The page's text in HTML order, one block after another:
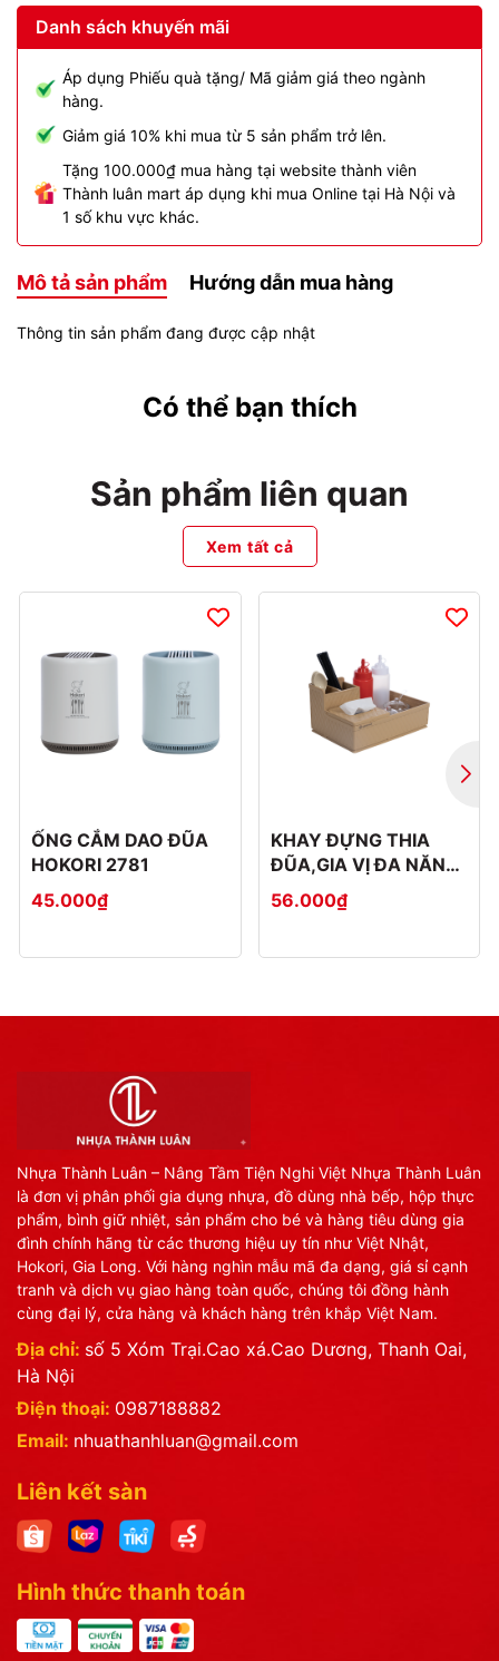
Danh sách khuyến mãi
Áp dụng Phiếu quà tặng/ Mã giảm giá theo ngành
hàng.
Giảm giá 10% khi mua từ 5 sản phẩm trở lên.
Tặng 100.000₫ mua hàng tại website thành viên
Thành luân mart áp dụng khi mua Online tại Hà Nội và
1 số khu vực khác.
Mô tả sản phẩm Hướng dẫn mua hàng
Thông tin sản phẩm đang được cập nhật
Có thể bạn thích
Sản phẩm liên quan
Xem tất cả
ỐNG CẮM DAO ĐŨA
HOKORI 2781
45.000₫
KHAY ĐỰNG THIA
ĐŨA,GIA VỊ ĐA NĂNG
5633
56.000₫
Nhựa Thành Luân – Nâng Tầm Tiện Nghi Việt Nhựa Thành Luân
là đơn vị phân phối gia dụng nhựa, đồ dùng nhà bếp, hộp thực
phẩm, bình giữ nhiệt, sản phẩm cho bé và hàng tiêu dùng gia
đình chính hãng từ các thương hiệu uy tín như Việt Nhật,
Hokori, Gia Long. Với hàng nghìn mẫu mã đa dạng, giá sỉ cạnh
tranh và dịch vụ giao hàng toàn quốc, chúng tôi đồng hành
cùng đại lý, cửa hàng và khách hàng trên khắp Việt Nam.
Địa chỉ: số 5 Xóm Trại.Cao xá.Cao Dương, Thanh Oai,
Hà Nội
Điện thoại: 0987188882
Email: nhuathanhluan@gmail.com
Liên kết sàn
Hình thức thanh toán